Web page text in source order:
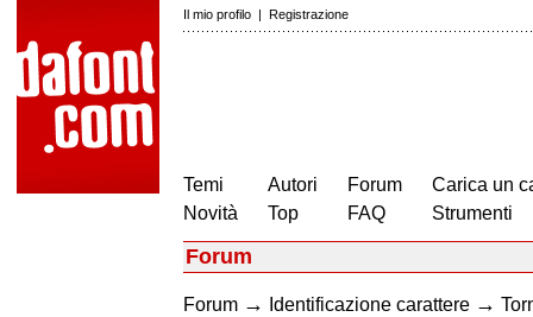
Il mio profilo | Registrazione
Temi
Novità
Autori
Top
Forum
FAQ
Carica un
Strumenti
Forum
Forum → Identificazione carattere →